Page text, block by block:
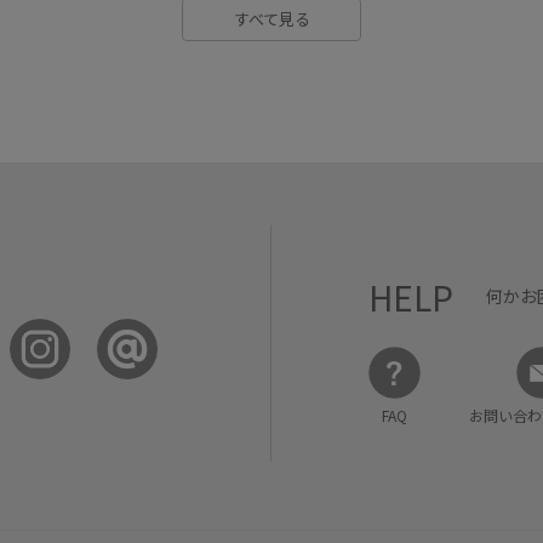
すべて見る
HELP 何かお
FAQ お問い合